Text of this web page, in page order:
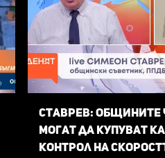
Ставрев: общините
могат да купуват
контрол на